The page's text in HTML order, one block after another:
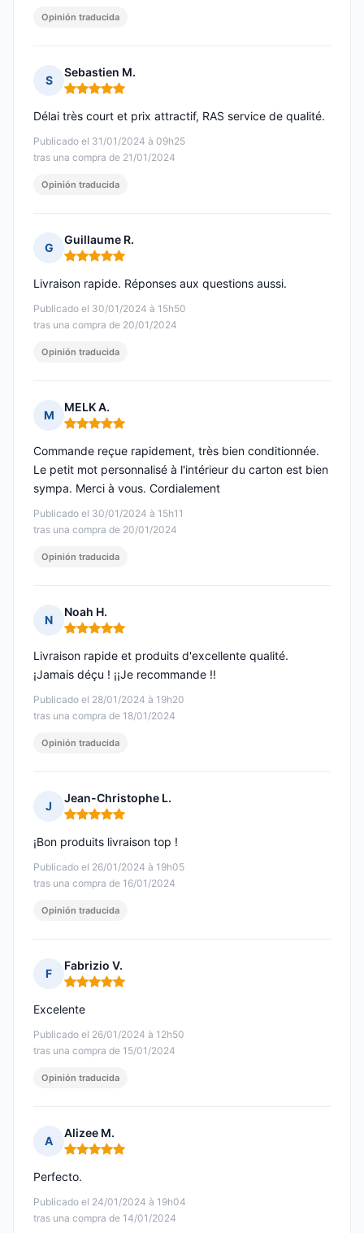
Opinión traducida
S
Sebastien M.
Nota: 5 de 5
Publicado el 31/01/2024 à 09h25
tras una compra de 21/01/2024
Délai très court et prix attractif, RAS service de qualité.
Opinión traducida
G
Guillaume R.
Nota: 5 de 5
Publicado el 30/01/2024 à 15h50
tras una compra de 20/01/2024
Livraison rapide. Réponses aux questions aussi.
Opinión traducida
M
MELK A.
Nota: 5 de 5
Publicado el 30/01/2024 à 15h11
tras una compra de 20/01/2024
Commande reçue rapidement, très bien conditionnée.
Le petit mot personnalisé à l'intérieur du carton est bien
sympa. Merci à vous. Cordialement
Opinión traducida
N
Noah H.
Nota: 5 de 5
Publicado el 28/01/2024 à 19h20
tras una compra de 18/01/2024
Livraison rapide et produits d'excellente qualité.
¡Jamais déçu ! ¡¡Je recommande !!
Opinión traducida
J
Jean-Christophe L.
Nota: 5 de 5
Publicado el 26/01/2024 à 19h05
tras una compra de 16/01/2024
¡Bon produits livraison top !
Opinión traducida
F
Fabrizio V.
Nota: 5 de 5
Publicado el 26/01/2024 à 12h50
tras una compra de 15/01/2024
Excelente
Opinión traducida
A
Alizee M.
Nota: 5 de 5
Publicado el 24/01/2024 à 19h04
tras una compra de 14/01/2024
Perfecto.